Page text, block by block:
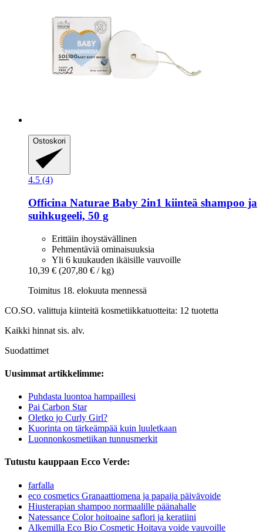
Ostoskori
4.5 (4)
Officina Naturae Baby 2in1 kiinteä shampoo ja
suihkugeeli, 50 g
Erittäin ihoystävällinen
Pehmentäviä ominaisuuksia
Yli 6 kuukauden ikäisille vauvoille
10,39 € (207,80 € / kg)
Toimitus 18. elokuuta mennessä
CO.SO. valittuja kiinteitä kosmetiikkatuotteita: 12 tuotetta
Kaikki hinnat sis. alv.
Suodattimet
Uusimmat artikkelimme:
Puhdasta luontoa hampaillesi
Pai Carbon Star
Oletko jo Curly Girl?
Kuorinta on tärkeämpää kuin luuletkaan
Luonnonkosmetiikan tunnusmerkit
Tutustu kauppaan Ecco Verde:
farfalla
eco cosmetics Granaattiomena ja papaija päivävoide
Hiusterapian shampoo normaalille päänahalle
Natessance Color hoitoaine saflori ja keratiini
Alkemilla Eco Bio Cosmetic Hoitava voide vauvoille